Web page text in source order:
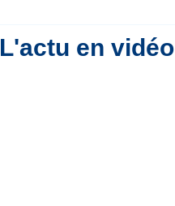
L'actu en vidéo